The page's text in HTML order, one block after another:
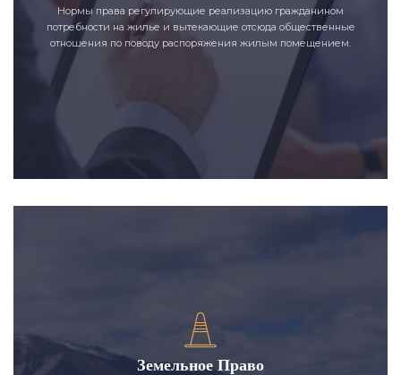
Нормы права регулирующие реализацию гражданином
потребности на жилье и вытекающие отсюда общественные
отношения по поводу распоряжения жилым помещением.
Земельное Право